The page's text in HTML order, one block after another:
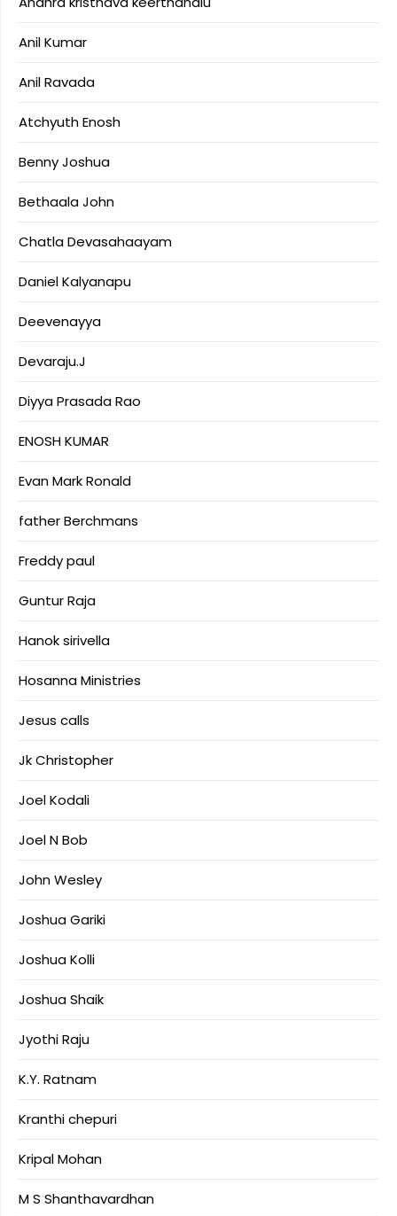
Anil Kumar
Anil Ravada
Atchyuth Enosh
Benny Joshua
Bethaala John
Chatla Devasahaayam
Daniel Kalyanapu
Deevenayya
Devaraju.J
Diyya Prasada Rao
ENOSH KUMAR
Evan Mark Ronald
father Berchmans
Freddy paul
Guntur Raja
Hanok sirivella
Hosanna Ministries
Jesus calls
Jk Christopher
Joel Kodali
Joel N Bob
John Wesley
Joshua Gariki
Joshua Kolli
Joshua Shaik
Jyothi Raju
K.Y. Ratnam
Kranthi chepuri
Kripal Mohan
M S Shanthavardhan